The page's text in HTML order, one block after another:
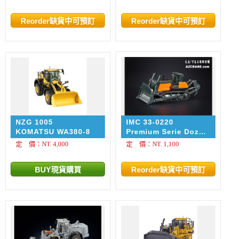
NZG 1005
KOMATSU WA380-8
定 價：NT. 4,000
IMC 33-0220
Premium Serie Dozer
1:87
定 價：NT. 1,100